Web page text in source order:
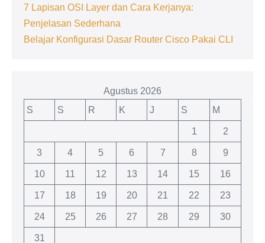
7 Lapisan OSI Layer dan Cara Kerjanya:
Penjelasan Sederhana
Belajar Konfigurasi Dasar Router Cisco Pakai CLI
Agustus 2026
S
S R K J S M
1 2
3 4 5 6 7 8 9
10 11 12 13 14 15 16
17 18 19 20 21 22 23
24 25 26 27 28 29 30
31